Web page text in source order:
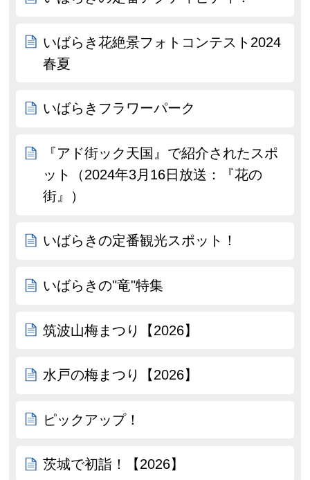
いばらき花絶景フォトコンテスト2024
春夏
いばらきフラワーパーク
『アド街ック天国』で紹介されたスポ
ット（2024年3月16日放送：『花の
街』）
いばらきの定番観光スポット！
いばらきの"竜"特集
筑波山梅まつり【2026】
水戸の梅まつり【2026】
ピックアップ！
茨城で初詣！【2026】